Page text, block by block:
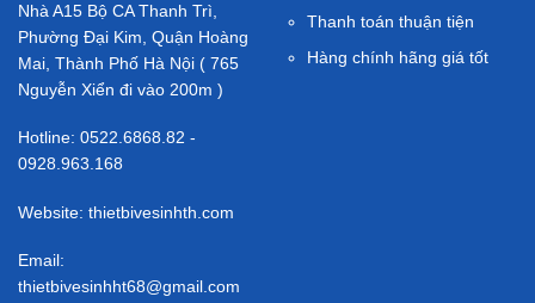
Nhà A15 Bộ CA Thanh Trì,
Phường Đại Kim, Quận Hoàng
Mai, Thành Phố Hà Nội ( 765
Nguyễn Xiển đi vào 200m )
Hotline: 0522.6868.82 -
0928.963.168
Website: thietbivesinhth.com
Email:
thietbivesinhht68@gmail.com
Thanh toán thuận tiện
Hàng chính hãng giá tốt